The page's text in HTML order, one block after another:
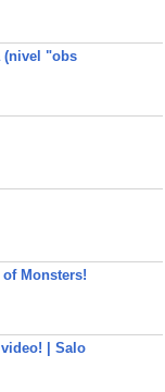
(nivel "obs
Monsters!
video! | Salo